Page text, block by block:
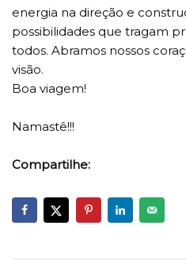
energia na direção e
possibilidades que tragam
todos. Abramos nossos
visão.
Boa viagem!
Namastê!!!
Compartilhe: